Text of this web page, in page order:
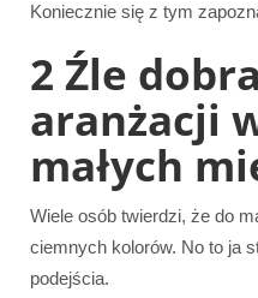
Koniecznie się z tym
2 Źle
aranżacji
małych
Wiele osób twierdzi, że do
ciemnych kolorów. No to ja
podejścia.